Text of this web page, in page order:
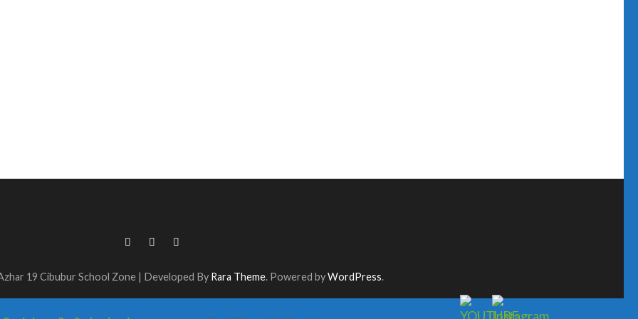
19 Cibubur School Zone | Developed By Rara Theme. Powered byWordPress.